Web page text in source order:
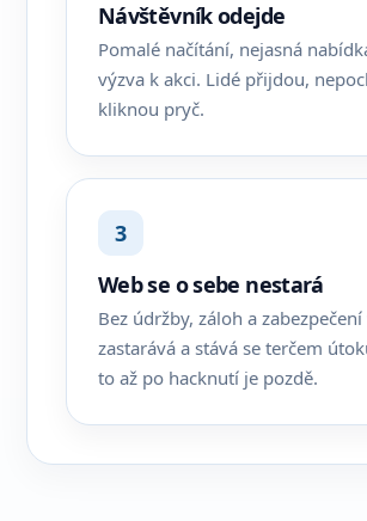
Návštěvník odejde
Pomalé načítání, nejasná
výzva k akci. Lidé přijdou,
kliknou pryč.
3
Web se o sebe nestará
Bez údržby, záloh a
zastarává a stává se terčem
to až po hacknutí je pozdě.